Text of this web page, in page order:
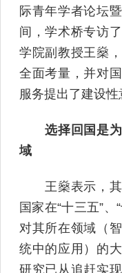
际青年学者论坛
间，学术桥专访
学院副教授王燊
全面考量，并对
服务提出了建设性
选择回国是
域
王燊表示，其
国家在“十三五”
对其所在领域（
统中的应用）的
研究已从追赶实